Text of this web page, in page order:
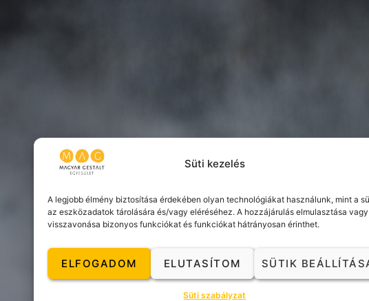
Süti kezelés
A legjobb élmény biztosítása érdekében olyan technológiákat használunk, mint a
az eszközadatok tárolására és/vagy eléréséhez. A hozzájárulás elmulasztása vagy
visszavonása bizonyos funkciókat és funkciókat hátrányosan érinthet.
ELFOGADOM ELUTASÍTOM SÜTIK
Süti szabályzat